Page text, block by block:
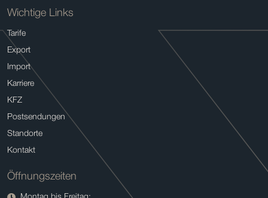
Wichtige Links
Tarife
Export
Import
Karriere
KFZ
Postsendungen
Standorte
Kontakt
Öffnungszeiten